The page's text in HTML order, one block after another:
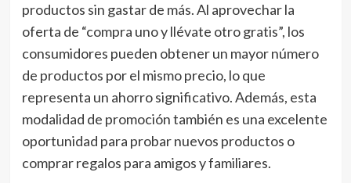
productos sin gastar de más. Al aprovechar la
oferta de “compra uno y llévate otro gratis”, los
consumidores pueden obtener un mayor número
de productos por el mismo precio, lo que
representa un ahorro significativo. Además, esta
modalidad de promoción también es una excelente
oportunidad para probar nuevos productos o
comprar regalos para amigos y familiares.